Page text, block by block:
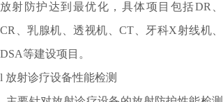
放射防护达到最优化，具体项目包括DR、
CR、乳腺机、透视机、CT、牙科X射线机、
DSA等建设项目。
l 放射诊疗设备性能检测